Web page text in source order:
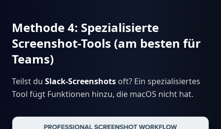
Methode 4: Spezialisierte
Screenshot-Tools (am besten für
Teams)
Teilst du Slack-Screenshots oft? Ein spezialisiertes
Tool fügt Funktionen hinzu, die macOS nicht hat.